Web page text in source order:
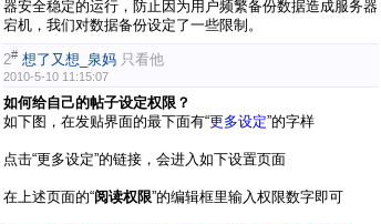
器安全稳定的运行，防止因为用户频繁备份数据造成服务器
宕机，我们对数据备份设定了一些限制。
2# 想了又想_泉妈 只看他
2010-5-10 11:15:07
如何给自己的帖子设定权限？
如下图，在发贴界面的最下面有“更多设定”的字样
点击“更多设定”的链接，会进入如下设置页面
在上述页面的“阅读权限”的编辑框里输入权限数字即可